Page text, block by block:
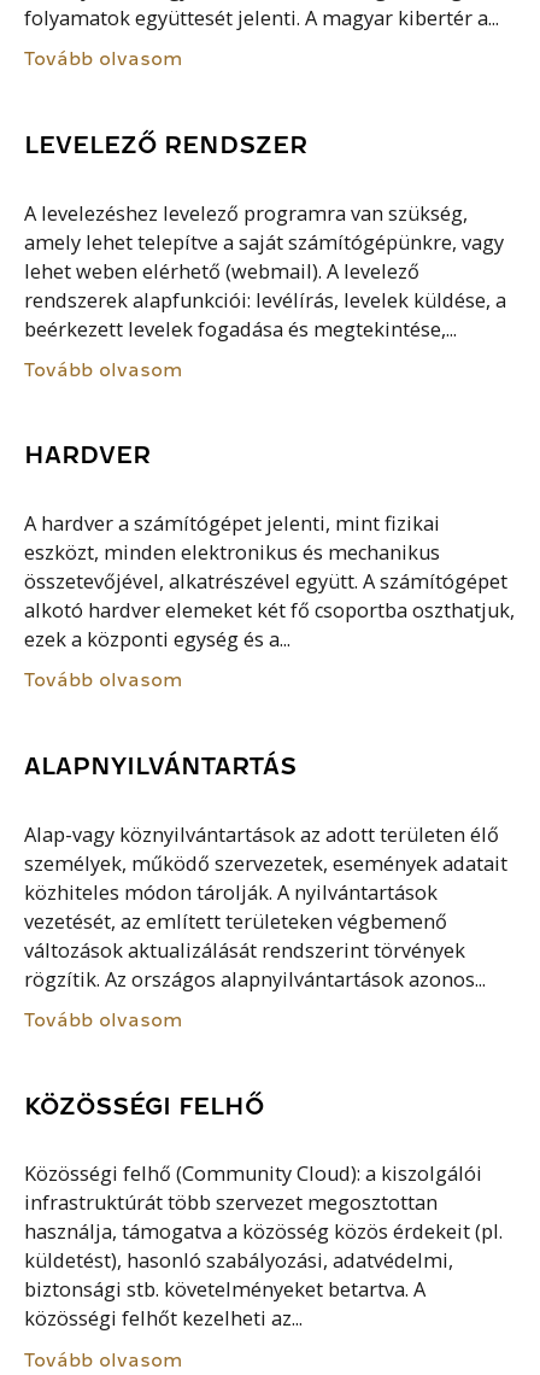
folyamatok együttesét jelenti. A magyar kibertér a...
Tovább olvasom
LEVELEZŐ RENDSZER
A levelezéshez levelező programra van szükség,
amely lehet telepítve a saját számítógépünkre, vagy
lehet weben elérhető (webmail). A levelező
rendszerek alapfunkciói: levélírás, levelek küldése, a
beérkezett levelek fogadása és megtekintése,...
Tovább olvasom
HARDVER
A hardver a számítógépet jelenti, mint fizikai
eszközt, minden elektronikus és mechanikus
összetevőjével, alkatrészével együtt. A számítógépet
alkotó hardver elemeket két fő csoportba oszthatjuk,
ezek a központi egység és a...
Tovább olvasom
ALAPNYILVÁNTARTÁS
Alap-vagy köznyilvántartások az adott területen élő
személyek, működő szervezetek, események adatait
közhiteles módon tárolják. A nyilvántartások
vezetését, az említett területeken végbemenő
változások aktualizálását rendszerint törvények
rögzítik. Az országos alapnyilvántartások azonos...
Tovább olvasom
KÖZÖSSÉGI FELHŐ
Közösségi felhő (Community Cloud): a kiszolgálói
infrastruktúrát több szervezet megosztottan
használja, támogatva a közösség közös érdekeit (pl.
küldetést), hasonló szabályozási, adatvédelmi,
biztonsági stb. követelményeket betartva. A
közösségi felhőt kezelheti az...
Tovább olvasom